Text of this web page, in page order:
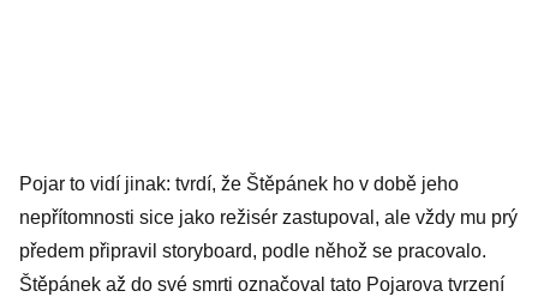
Pojar to vidí jinak: tvrdí, že Štěpánek ho v době jeho
nepřítomnosti sice jako režisér zastupoval, ale vždy mu prý
předem připravil storyboard, podle něhož se pracovalo.
Štěpánek až do své smrti označoval tato Pojarova tvrzení